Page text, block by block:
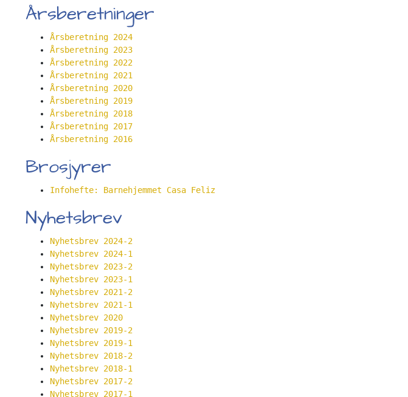
Årsberetninger
Årsberetning 2024
Årsberetning 2023
Årsberetning 2022
Årsberetning 2021
Årsberetning 2020
Årsberetning 2019
Årsberetning 2018
Årsberetning 2017
Årsberetning 2016
Brosjyrer
Infohefte: Barnehjemmet Casa Feliz
Nyhetsbrev
Nyhetsbrev 2024-2
Nyhetsbrev 2024-1
Nyhetsbrev 2023-2
Nyhetsbrev 2023-1
Nyhetsbrev 2021-2
Nyhetsbrev 2021-1
Nyhetsbrev 2020
Nyhetsbrev 2019-2
Nyhetsbrev 2019-1
Nyhetsbrev 2018-2
Nyhetsbrev 2018-1
Nyhetsbrev 2017-2
Nyhetsbrev 2017-1